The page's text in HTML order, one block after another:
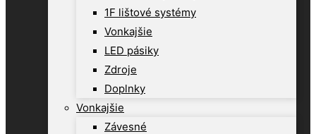
1F lištové systémy
Vonkajšie
LED pásiky
Zdroje
Doplnky
Vonkajšie
Závesné